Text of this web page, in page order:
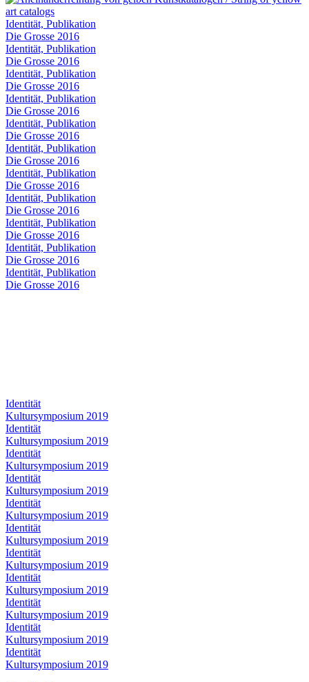
Identität, Publikation
Die Grosse 2016
Identität, Publikation
Die Grosse 2016
Identität, Publikation
Die Grosse 2016
Identität, Publikation
Die Grosse 2016
Identität, Publikation
Die Grosse 2016
Identität, Publikation
Die Grosse 2016
Identität, Publikation
Die Grosse 2016
Identität, Publikation
Die Grosse 2016
Identität, Publikation
Die Grosse 2016
Identität, Publikation
Die Grosse 2016
Identität, Publikation
Die Grosse 2016
Identität
Kultursymposium 2019
Identität
Kultursymposium 2019
Identität
Kultursymposium 2019
Identität
Kultursymposium 2019
Identität
Kultursymposium 2019
Identität
Kultursymposium 2019
Identität
Kultursymposium 2019
Identität
Kultursymposium 2019
Identität
Kultursymposium 2019
Identität
Kultursymposium 2019
Identität
Kultursymposium 2019